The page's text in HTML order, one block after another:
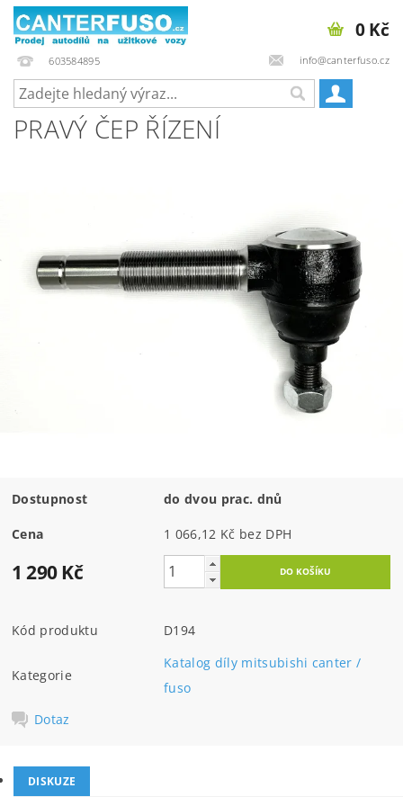
603584895 info@canterfuso.cz
0 Kč
PRAVÝ ČEP ŘÍZENÍ
Dostupnost do dvou prac. dnů
Cena 1 066,12 Kč bez DPH
1 290 Kč
Kód produktu D194
Kategorie
Katalog díly mitsubishi canter /
fuso
Dotaz
DISKUZE